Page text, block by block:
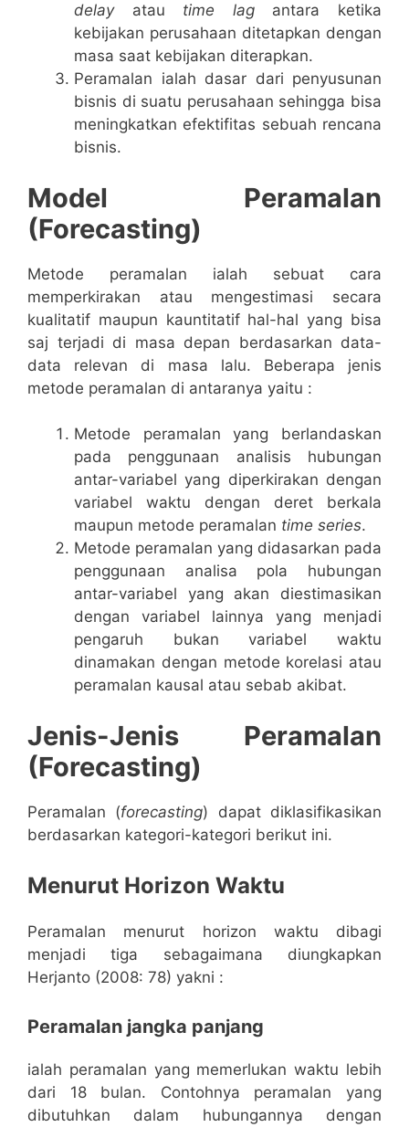
delayatau time lagantara ketika
kebijakan perusahaan ditetapkan dengan
masa saat kebijakan diterapkan.
Peramalan ialah dasar dari penyusunan
bisnis di suatu perusahaan sehingga bisa
meningkatkan efektifitas sebuah rencana
bisnis.
Model Peramalan
(Forecasting)
Metode peramalan ialah sebuat cara
memperkirakan atau mengestimasi secara
kualitatif maupun kauntitatif hal-hal yang bisa
saj terjadi di masa depan berdasarkan data-
data relevan di masa lalu. Beberapa jenis
metode peramalan di antaranya yaitu :
Metode peramalan yang berlandaskan
pada penggunaan analisis hubungan
antar-variabel yang diperkirakan dengan
variabel waktu dengan deret berkala
maupun metode peramalan time series.
Metode peramalan yang didasarkan pada
penggunaan analisa pola hubungan
antar-variabel yang akan diestimasikan
dengan variabel lainnya yang menjadi
pengaruh bukan variabel waktu
dinamakan dengan metode korelasi atau
peramalan kausal atau sebab akibat.
Jenis-Jenis Peramalan
(Forecasting)
Peramalan (forecasting) dapat diklasifikasikan
berdasarkan kategori-kategori berikut ini.
Menurut Horizon Waktu
Peramalan menurut horizon waktu dibagi
menjadi tiga sebagaimana diungkapkan
Herjanto (2008: 78) yakni :
Peramalan jangka panjang
ialah peramalan yang memerlukan waktu lebih
dari 18 bulan. Contohnya peramalan yang
dibutuhkan dalam hubungannya dengan